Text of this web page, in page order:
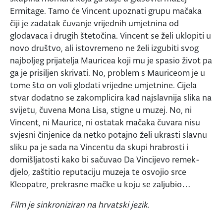
Ermitage. Tamo će Vincent upoznati grupu mačaka
čiji je zadatak čuvanje vrijednih umjetnina od
glodavaca i drugih štetočina. Vincent se želi uklopiti u
novo društvo, ali istovremeno ne želi izgubiti svog
najboljeg prijatelja Mauricea koji mu je spasio život pa
ga je prisiljen skrivati. No, problem s Mauriceom je u
tome što on voli glodati vrijedne umjetnine. Cijela
stvar dodatno se zakomplicira kad najslavnija slika na
svijetu, čuvena Mona Lisa, stigne u muzej. No, ni
Vincent, ni Maurice, ni ostatak mačaka čuvara nisu
svjesni činjenice da netko potajno želi ukrasti slavnu
sliku pa je sada na Vincentu da skupi hrabrosti i
domišljatosti kako bi sačuvao Da Vincijevo remek-
djelo, zaštitio reputaciju muzeja te osvojio srce
Kleopatre, prekrasne mačke u koju se zaljubio…
Film je sinkroniziran na hrvatski jezik.